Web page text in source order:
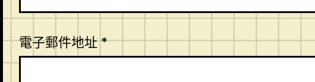
電子郵件地址*